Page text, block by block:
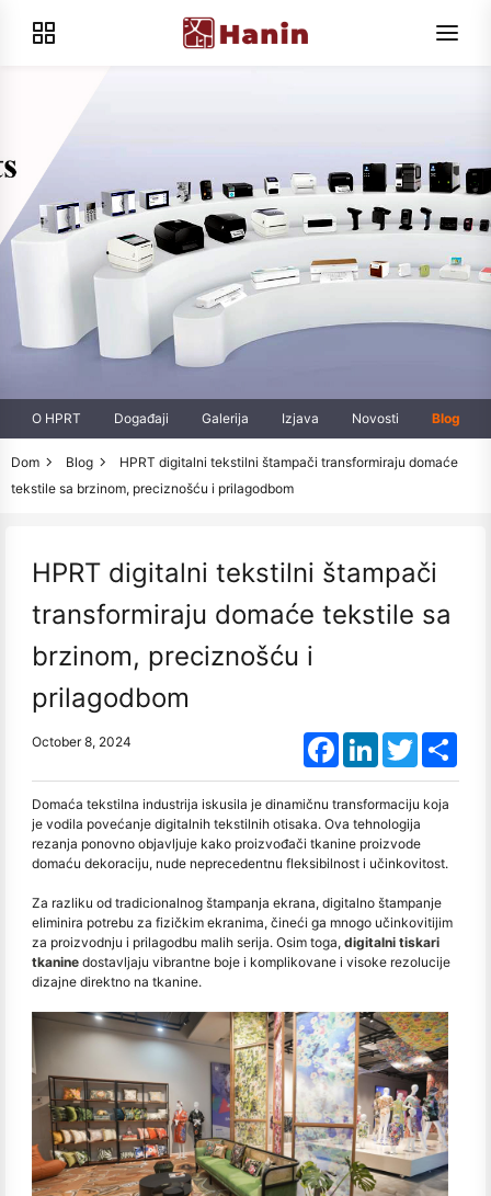
O HPRT Događaji Galerija Izjava Novosti Blog
Dom Blog
HPRT digitalni tekstilni štampači transformiraju domaće
tekstile sa brzinom, preciznošću i prilagodbom
HPRT digitalni tekstilni štampači
transformiraju domaće tekstile sa
brzinom, preciznošću i
prilagodbom
October 8, 2024 FacebookLinkedInTwitter
Domaća tekstilna industrija iskusila je dinamičnu transformaciju koja
je vodila povećanje digitalnih tekstilnih otisaka. Ova tehnologija
rezanja ponovno objavljuje kako proizvođači tkanine proizvode
domaću dekoraciju, nude neprecedentnu fleksibilnost i učinkovitost.
Za razliku od tradicionalnog štampanja ekrana, digitalno štampanje
eliminira potrebu za fizičkim ekranima, čineći ga mnogo učinkovitijim
za proizvodnju i prilagodbu malih serija. Osim toga, digitalni tiskari
tkanine dostavljaju vibrantne boje i komplikovane i visoke rezolucije
dizajne direktno na tkanine.